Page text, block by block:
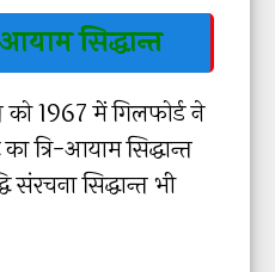
सिद्धान्त
को 1967 में गिलफोर्ड ने
त्रि-आयाम सिद्धान्त
संरचना सिद्धान्त भी